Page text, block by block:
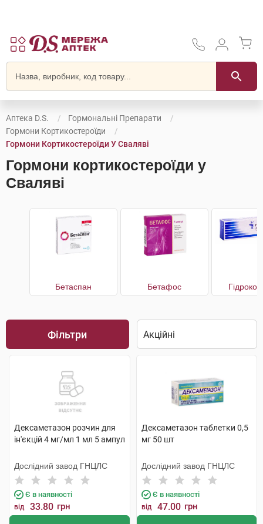
Аптека D.S.
Гормональні Препарати
Гормони Кортикостероїди
Гормони Кортикостероїди У Сваляві
Гормони кортикостероїди у
Сваляві
Бетаспан Бетафос
Фільтри
Дексаметазон розчин для
ін'єкцій 4 мг/мл 1 мл 5 ампул
Дослідний завод ГНЦЛС
Є в наявності
від 33.80 грн
Дексаметазон таблетки 0,5
мг 50 шт
Дослідний завод ГНЦЛС
Є в наявності
від 47.00 грн